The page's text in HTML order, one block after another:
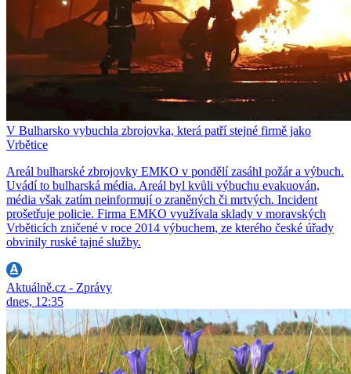
V Bulharsko vybuchla zbrojovka, která patří stejné firmě jako
Vrbětice
Areál bulharské zbrojovky EMKO v pondělí zasáhl požár a výbuch.
Uvádí to bulharská média. Areál byl kvůli výbuchu evakuován,
média však zatím neinformují o zraněných či mrtvých. Incident
prošetřuje policie. Firma EMKO využívala sklady v moravských
Vrběticích zničené v roce 2014 výbuchem, ze kterého české úřady
obvinily ruské tajné služby.
Aktuálně.cz - Zprávy
dnes, 12:35